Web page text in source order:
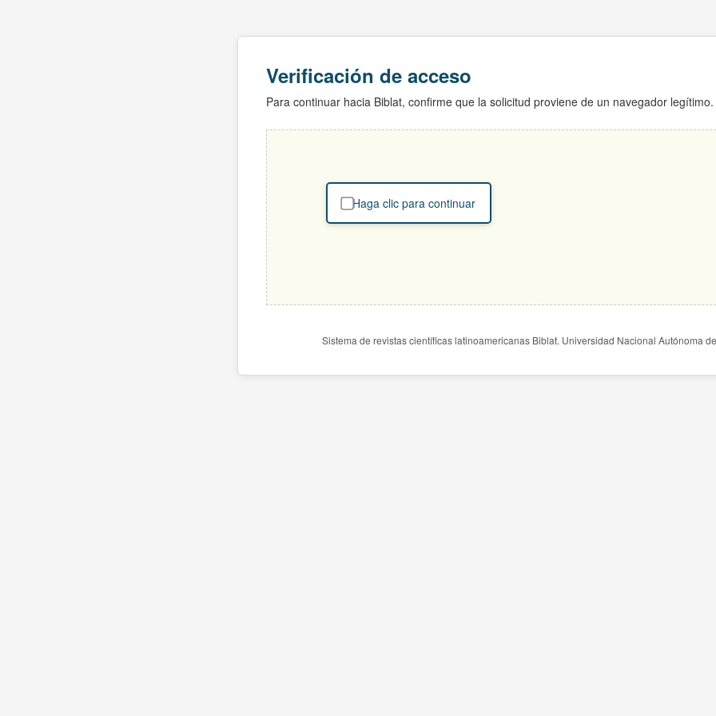
Verificación de acceso
Para continuar hacia Biblat, confirme que la solicitud proviene de un navegador legítimo.
Haga clic para continuar
Sistema de revistas científicas latinoamericanas Biblat. Universidad Nacional Autónoma